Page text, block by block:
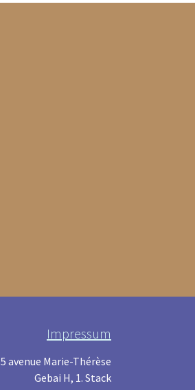
Impressum
5 avenue Marie-Thérèse
Gebai H, 1. Stack